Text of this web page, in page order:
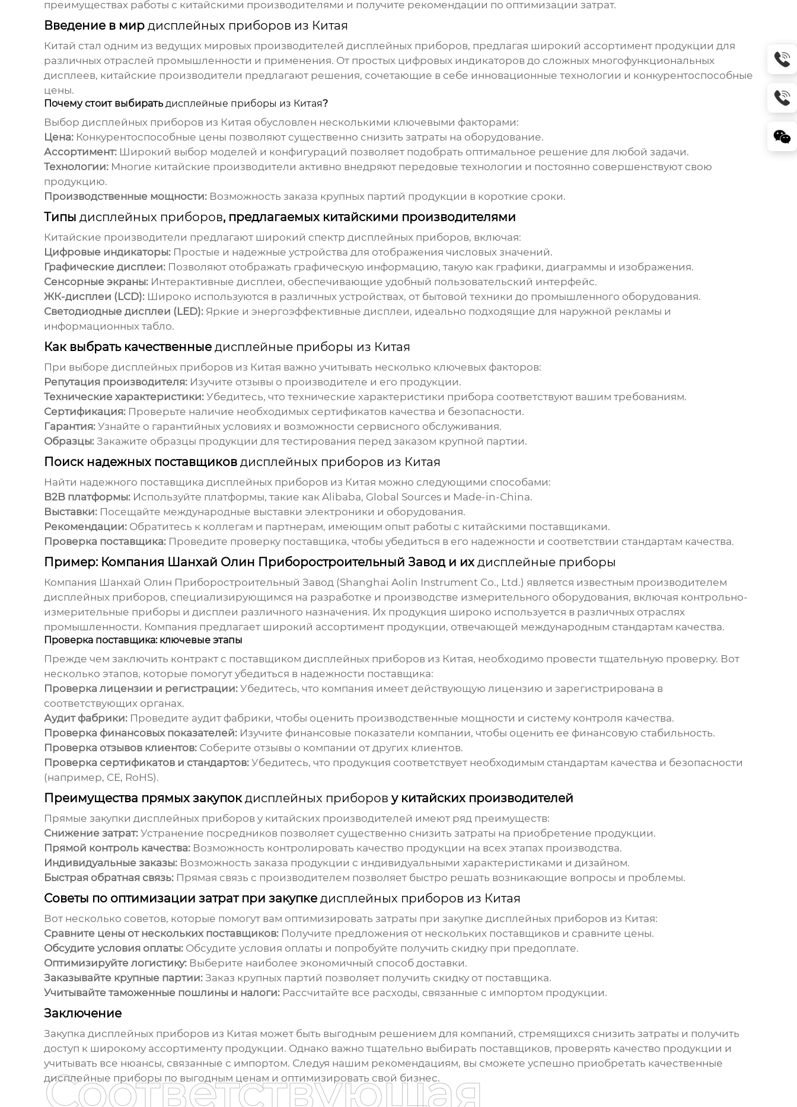
преимуществах работы с китайскими производителями и получите рекомендации по оптимизации затрат.
Введение в мир дисплейных приборов из Китая
Китай стал одним из ведущих мировых производителей дисплейных приборов, предлагая широкий ассортимент продукции для
различных отраслей промышленности и применения. От простых цифровых индикаторов до сложных многофункциональных
дисплеев, китайские производители предлагают решения, сочетающие в себе инновационные технологии и конкурентоспособные
цены.
Почему стоит выбирать дисплейные приборы из Китая?
Выбор дисплейных приборов из Китая обусловлен несколькими ключевыми факторами:
Цена:Конкурентоспособные цены позволяют существенно снизить затраты на оборудование.
Ассортимент:Широкий выбор моделей и конфигураций позволяет подобрать оптимальное решение для любой задачи.
Технологии:Многие китайские производители активно внедряют передовые технологии и постоянно совершенствуют свою
продукцию.
Производственные мощности:Возможность заказа крупных партий продукции в короткие сроки.
Типы дисплейных приборов, предлагаемых китайскими производителями
Китайские производители предлагают широкий спектр дисплейных приборов, включая:
Цифровые индикаторы:Простые и надежные устройства для отображения числовых значений.
Графические дисплеи:Позволяют отображать графическую информацию, такую как графики, диаграммы и изображения.
Сенсорные экраны:Интерактивные дисплеи, обеспечивающие удобный пользовательский интерфейс.
ЖК-дисплеи (LCD):Широко используются в различных устройствах, от бытовой техники до промышленного оборудования.
Светодиодные дисплеи (LED):Яркие и энергоэффективные дисплеи, идеально подходящие для наружной рекламы и
информационных табло.
Как выбрать качественные дисплейные приборы из Китая
При выборе дисплейных приборов из Китая важно учитывать несколько ключевых факторов:
Репутация производителя:Изучите отзывы о производителе и его продукции.
Технические характеристики:Убедитесь, что технические характеристики прибора соответствуют вашим требованиям.
Сертификация:Проверьте наличие необходимых сертификатов качества и безопасности.
Гарантия:Узнайте о гарантийных условиях и возможности сервисного обслуживания.
Образцы:Закажите образцы продукции для тестирования перед заказом крупной партии.
Поиск надежных поставщиков дисплейных приборов из Китая
Найти надежного поставщика дисплейных приборов из Китая можно следующими способами:
B2B платформы:Используйте платформы, такие как Alibaba, Global Sources и Made-in-China.
Выставки:Посещайте международные выставки электроники и оборудования.
Рекомендации:Обратитесь к коллегам и партнерам, имеющим опыт работы с китайскими поставщиками.
Проверка поставщика:Проведите проверку поставщика, чтобы убедиться в его надежности и соответствии стандартам качества.
Пример: Компания Шанхай Олин Приборостроительный Завод и ихдисплейные приборы
Компания Шанхай Олин Приборостроительный Завод(Shanghai Aolin Instrument Co., Ltd.) является известным производителем
дисплейных приборов, специализирующимся на разработке и производстве измерительного оборудования, включая контрольно-
измерительные приборы и дисплеи различного назначения. Их продукция широко используется в различных отраслях
промышленности. Компания предлагает широкий ассортимент продукции, отвечающей международным стандартам качества.
Проверка поставщика: ключевые этапы
Прежде чем заключить контракт с поставщиком дисплейных приборов из Китая, необходимо провести тщательную проверку. Вот
несколько этапов, которые помогут убедиться в надежности поставщика:
Проверка лицензии и регистрации:Убедитесь, что компания имеет действующую лицензию и зарегистрирована в
соответствующих органах.
Аудит фабрики:Проведите аудит фабрики, чтобы оценить производственные мощности и систему контроля качества.
Проверка финансовых показателей:Изучите финансовые показатели компании, чтобы оценить ее финансовую стабильность.
Проверка отзывов клиентов:Соберите отзывы о компании от других клиентов.
Проверка сертификатов и стандартов:Убедитесь, что продукция соответствует необходимым стандартам качества и безопасности
(например, CE, RoHS).
Преимущества прямых закупокдисплейных приборов у китайских производителей
Прямые закупки дисплейных приборову китайских производителей имеют ряд преимуществ:
Снижение затрат:Устранение посредников позволяет существенно снизить затраты на приобретение продукции.
Прямой контроль качества:Возможность контролировать качество продукции на всех этапах производства.
Индивидуальные заказы:Возможность заказа продукции с индивидуальными характеристиками и дизайном.
Быстрая обратная связь:Прямая связь с производителем позволяет быстро решать возникающие вопросы и проблемы.
Советы по оптимизации затрат при закупке дисплейных приборов из Китая
Вот несколько советов, которые помогут вам оптимизировать затраты при закупке дисплейных приборов из Китая:
Сравните цены от нескольких поставщиков:Получите предложения от нескольких поставщиков и сравните цены.
Обсудите условия оплаты:Обсудите условия оплаты и попробуйте получить скидку при предоплате.
Оптимизируйте логистику:Выберите наиболее экономичный способ доставки.
Заказывайте крупные партии:Заказ крупных партий позволяет получить скидку от поставщика.
Учитывайте таможенные пошлины и налоги:Рассчитайте все расходы, связанные с импортом продукции.
Заключение
Закупка дисплейных приборов из Китая может быть выгодным решением для компаний, стремящихся снизить затраты и получить
доступ к широкому ассортименту продукции. Однако важно тщательно выбирать поставщиков, проверять качество продукции и
учитывать все нюансы, связанные с импортом. Следуя нашим рекомендациям, вы сможете успешно приобретать качественные
дисплейные приборы по выгодным ценам и оптимизировать свой бизнес.
Соответствующая